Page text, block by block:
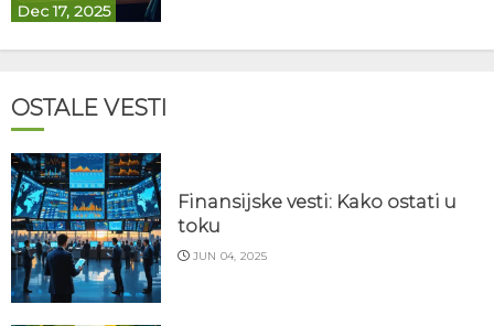
Dec 17, 2025
OSTALE VESTI
Finansijske vesti: Kako ostati u
toku
JUN 04, 2025